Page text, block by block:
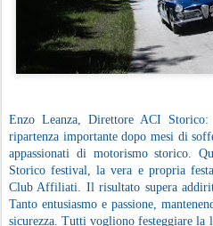
Enzo Leanza, Direttore ACI Storico:
ripartenza importante dopo mesi di
appassionati di motorismo storico.
Storico festival, la vera e propria
Club Affiliati. Il risultato supera
Tanto entusiasmo e passione,
sicurezza. Tutti vogliono festeggiare la